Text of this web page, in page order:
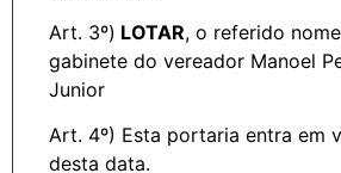
Art. 3º) LOTAR, o referido
gabinete do vereador Manoel
Junior
Art. 4º) Esta portaria entra em
desta data.